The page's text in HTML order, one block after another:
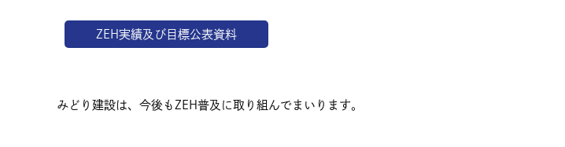
ZEH実績及び目標公表資料
みどり建設は、今後もZEH普及に取り組んでまいります。